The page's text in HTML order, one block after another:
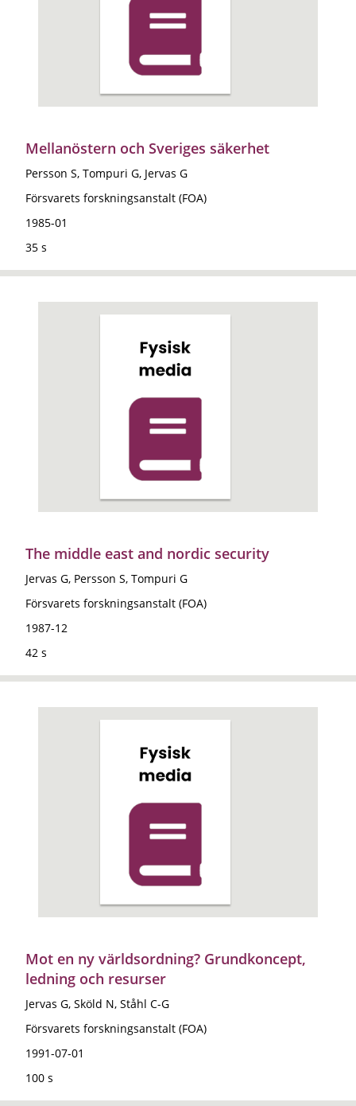
Mellanöstern och Sveriges säkerhet
Persson S, Tompuri G, Jervas G
Försvarets forskningsanstalt (FOA)
1985-01
35 s
The middle east and nordic security
Jervas G, Persson S, Tompuri G
Försvarets forskningsanstalt (FOA)
1987-12
42 s
Mot en ny världsordning? Grundkoncept,
ledning och resurser
Jervas G, Sköld N, Ståhl C-G
Försvarets forskningsanstalt (FOA)
1991-07-01
100 s